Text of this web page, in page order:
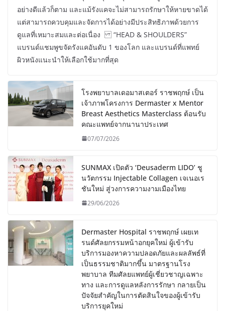
อย่างดีแล้วก็ตาม และแม้รังแคจะไม่สามารถรักษาให้หายขาดได้
แต่สามารถควบคุมและจัดการได้อย่างมีประสิทธิภาพด้วยการ
ดูแลที่เหมาะสมและต่อเนื่อง “HEAD & SHOULDERS”
แบรนด์แชมพูขจัดรังแคอันดับ 1 ของโลก และแบรนด์ที่แพทย์
ผิวหนังแนะนำให้เลือกใช้มากที่สุด
โรงพยาบาลเดอมาสเตอร์ ราชพฤกษ์ เป็น
เจ้าภาพโครงการ Dermaster x Mentor
Breast Aesthetics Masterclass ต้อนรับ
คณะแพทย์จากนานาประเทศ
07/07/2026
SUNMAX เปิดตัว ‘Deusaderm LIDO’ ชู
นวัตกรรม Injectable Collagen เจเนอเร
ชันใหม่ สู่วงการความงามเมืองไทย
29/06/2026
Dermaster Hospital ราชพฤกษ์ เผยเท
รนด์ศัลยกรรมหน้าอกยุคใหม่ ผู้เข้ารับ
บริการมองหาความปลอดภัยและผลลัพธ์ที่
เป็นธรรมชาติมากขึ้น มาตรฐานโรง
พยาบาล ทีมศัลยแพทย์ผู้เชี่ยวชาญเฉพาะ
ทาง และการดูแลหลังการรักษา กลายเป็น
ปัจจัยสำคัญในการตัดสินใจของผู้เข้ารับ
บริการยุคใหม่